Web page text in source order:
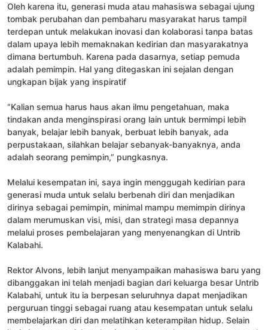
Oleh karena itu, generasi muda atau mahasiswa sebagai ujung
tombak perubahan dan pembaharu masyarakat harus tampil
terdepan untuk melakukan inovasi dan kolaborasi tanpa batas
dalam upaya lebih memaknakan kedirian dan masyarakatnya
dimana bertumbuh. Karena pada dasarnya, setiap pemuda
adalah pemimpin. Hal yang ditegaskan ini sejalan dengan
ungkapan bijak yang inspiratif
“Kalian semua harus haus akan ilmu pengetahuan, maka
tindakan anda menginspirasi orang lain untuk bermimpi lebih
banyak, belajar lebih banyak, berbuat lebih banyak, ada
perpustakaan, silahkan belajar sebanyak-banyaknya, anda
adalah seorang pemimpin,” pungkasnya.
Melalui kesempatan ini, saya ingin menggugah kedirian para
generasi muda untuk selalu berbenah diri dan menjadikan
dirinya sebagai pemimpin, minimal mampu memimpin dirinya
dalam merumuskan visi, misi, dan strategi masa depannya
melalui proses pembelajaran yang menyenangkan di Untrib
Kalabahi.
Rektor Alvons, lebih lanjut menyampaikan mahasiswa baru yang
dibanggakan ini telah menjadi bagian dari keluarga besar Untrib
Kalabahi, untuk itu ia berpesan seluruhnya dapat menjadikan
perguruan tinggi sebagai ruang atau kesempatan untuk selalu
membelajarkan diri dan melatihkan keterampilan hidup. Selain